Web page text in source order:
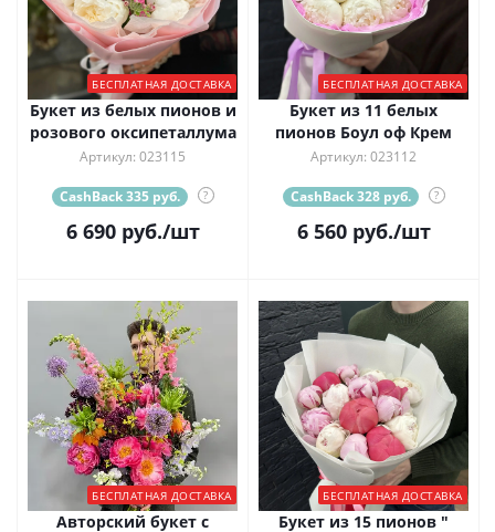
БЕСПЛАТНАЯ ДОСТАВКА
Букет из белых пионов и
розового оксипеталлума
Артикул: 023115
CashBack 335 руб. ?
6 690руб./шт
БЕСПЛАТНАЯ ДОСТАВКА
Букет из 11 белых
пионов Боул оф Крем
Артикул: 023112
CashBack 328 руб. ?
6 560руб./шт
БЕСПЛАТНАЯ ДОСТАВКА
Авторский букет с
БЕСПЛАТНАЯ ДОСТАВКА
Букет из 15 пионов "